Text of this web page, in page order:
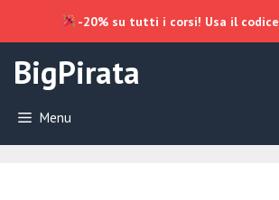
contenuto
BigPirata
Menu
-20% su tutti i corsi! Usa il codice